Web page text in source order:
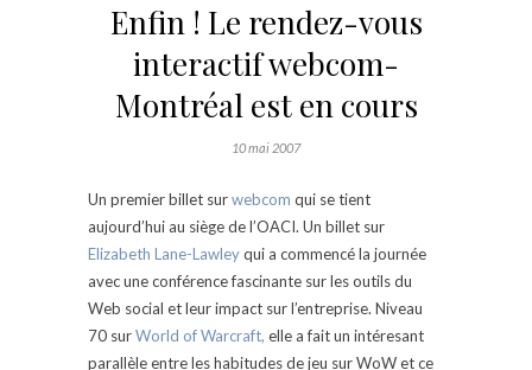
Enfin ! Le rendez-vous
interactif webcom-
Montréal est en cours
10 mai 2007
Un premier billet surwebcom qui se tient
aujourd’hui au siège de l’OACI. Un billet sur
Elizabeth Lane-Lawleyqui a commencé la journée
avec une conférence fascinante sur les outils du
Web social et leur impact sur l’entreprise. Niveau
70 surWorld of Warcraft, elle a fait un intéresant
parallèle entre les habitudes de jeu sur WoW et ce